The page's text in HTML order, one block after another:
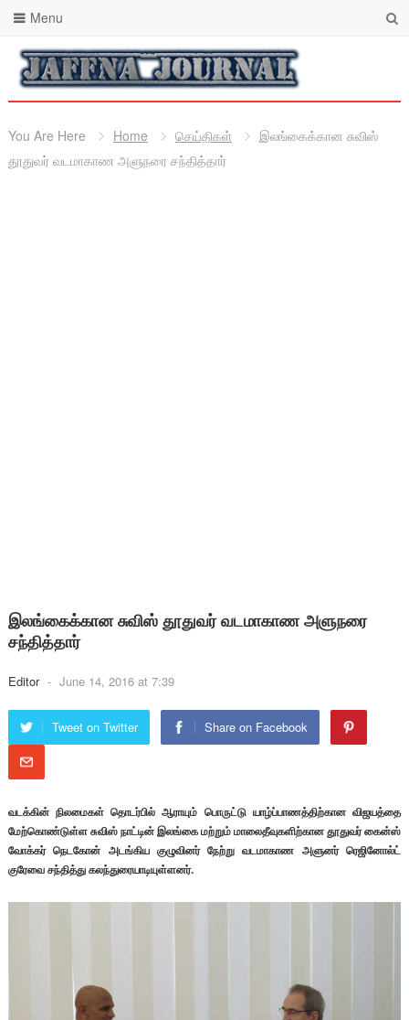
Menu
You Are Here Home செய்திகள்
இலங்கைக்கான சுவிஸ்
தூதுவர் வடமாகாண அளுநரை சந்தித்தார்
இலங்கைக்கான சுவிஸ் தூதுவர் வடமாகாண அளுநரை
சந்தித்தார்
Editor - June 14, 2016 at 7:39
Tweet on Twitter Share on Facebook
வடக்கின் நிலமைகள் தொடர்பில் ஆராயும் பொருட்டு யாழ்ப்பாணத்திற்கான விஜயத்தை
மேற்கொண்டுள்ள சுவிஸ் நாட்டின் இலங்கை மற்றும் மாலைதீவுகளிற்கான தூதுவர் கைன்ஸ்
வோக்கர் நெடகோன் அடங்கிய குழுவினர் நேற்று வடமாகாண அளுனர் ரெஜினோல்ட்
குரேவை சந்தித்து கலந்துரையாடியுள்ளனர்.